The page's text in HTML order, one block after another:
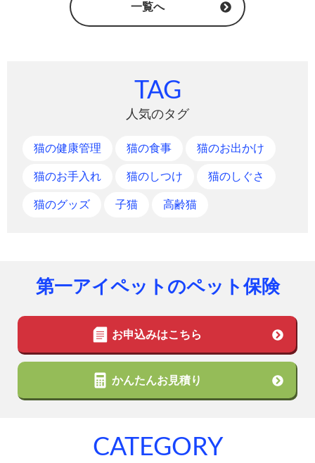
一覧へ
TAG
人気のタグ
猫の健康管理 猫の食事 猫のお出かけ
猫のお手入れ 猫のしつけ 猫のしぐさ
猫のグッズ 子猫 高齢猫
第一アイペットのペット保険
お申込みはこちら
かんたんお見積り
CATEGORY